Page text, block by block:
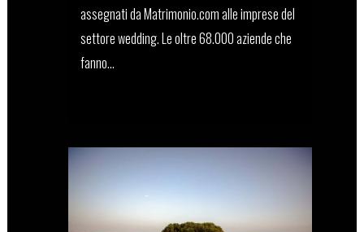
assegnati da Matrimonio.com alle imprese del
settore wedding. Le oltre 68.000 aziende che
fanno...